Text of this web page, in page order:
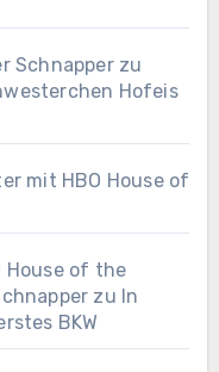
Schnapperzu
Hofeis
mit HBO House of
House of the
zu In
BKW